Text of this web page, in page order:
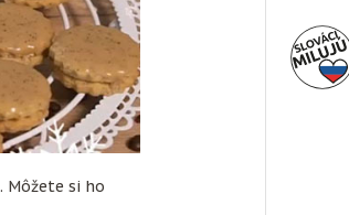
. Môžete si ho